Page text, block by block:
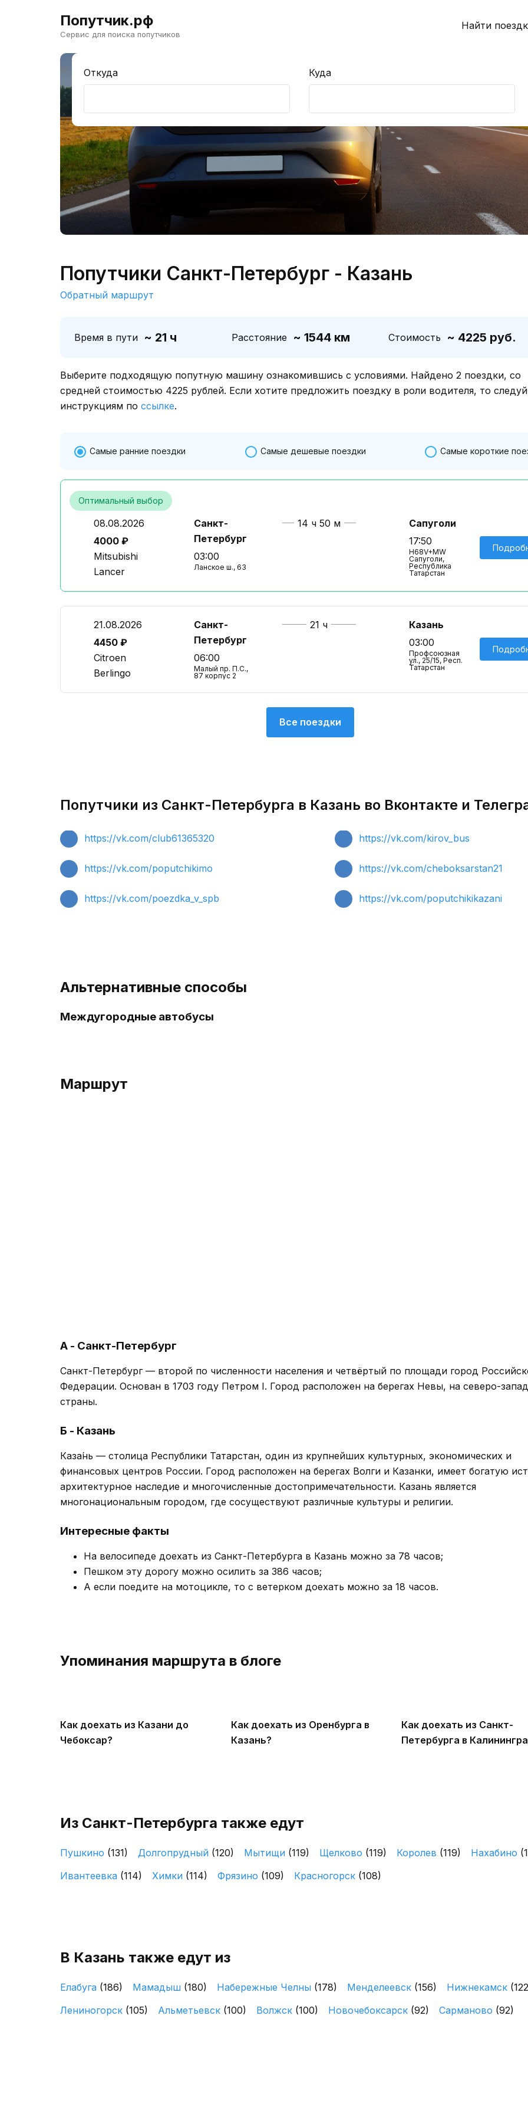
Попутчик.рф
Сервис для поиска попутчиков
Найти
Откуда Куда
Попутчики Санкт-Петербург - Казань
Обратный маршрут
Время в пути ~ 21 ч Расстояние ~ 1544 км Стоимость ~ 4225 руб.
Выберите подходящую попутную машину ознакомившись с условиями. Найдено 2 поездки, со
средней стоимостью 4225 рублей. Если хотите предложить поездку в роли водителя, то
инструкциям по ссылке.
Самые ранние поездки Самые дешевые поездки Самые короткие
Оптимальный выбор
08.08.2026
4000 ₽
Mitsubishi
Lancer
Санкт-
Петербург
03:00
Ланское ш., 63
14 ч 50 м
Сапуголи
17:50
H68V+MW
Сапуголи,
Республика
Татарстан
21.08.2026
4450 ₽
Citroen
Berlingo
Санкт-
Петербург
06:00
Малый пр. П.С.,
87 корпус 2
21 ч
Казань
03:00
Профсоюзная
ул., 25/15, Респ.
Татарстан
Все поездки
Попутчики из Санкт-Петербурга в Казань во Вконтакте и
https://vk.com/club61365320 https://vk.com/kirov_bus
https://vk.com/poputchikimo https://vk.com/cheboksarstan21
https://vk.com/poezdka_v_spb https://vk.com/poputchikikazani
Альтернативные способы
Междугородные автобусы
Маршрут
А - Санкт-Петербург
Санкт-Петербург — второй по численности населения и четвёртый по площади город
Федерации. Основан в 1703 году Петром I. Город расположен на берегах Невы, на северо-
страны.
Б - Казань
Каза́нь — столица Республики Татарстан, один из крупнейших культурных, экономических и
финансовых центров России. Город расположен на берегах Волги и Казанки, имеет богатую
архитектурное наследие и многочисленные достопримечательности. Казань является
многонациональным городом, где сосуществуют различные культуры и религии.
Интересные факты
На велосипеде доехать из Санкт-Петербурга в Казань можно за 78 часов;
Пешком эту дорогу можно осилить за 386 часов;
А если поедите на мотоцикле, то с ветерком доехать можно за 18 часов.
Упоминания маршрута в блоге
Как доехать из Казани до
Чебоксар?
Как доехать из Оренбурга в
Казань?
Как доехать из Санкт-
Петербурга в
Из Санкт-Петербурга также едут
Пушкино (131) Долгопрудный (120) Мытищи (119) Щелково (119) Королев (119) Нахабино
Ивантеевка (114) Химки (114) Фрязино (109) Красногорск (108)
В Казань также едут из
Елабуга (186) Мамадыш (180) Набережные Челны (178) Менделеевск (156) Нижнекамск
Лениногорск (105) Альметьевск (100) Волжск (100) Новочебоксарск (92) Сарманово (92)